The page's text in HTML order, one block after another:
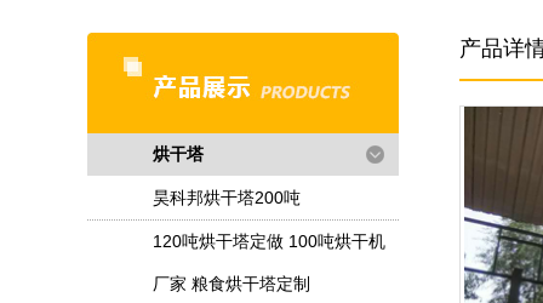
烘干塔
昊科邦烘干塔200吨
120吨烘干塔定做 100吨烘干机
厂家 粮食烘干塔定制
产品详